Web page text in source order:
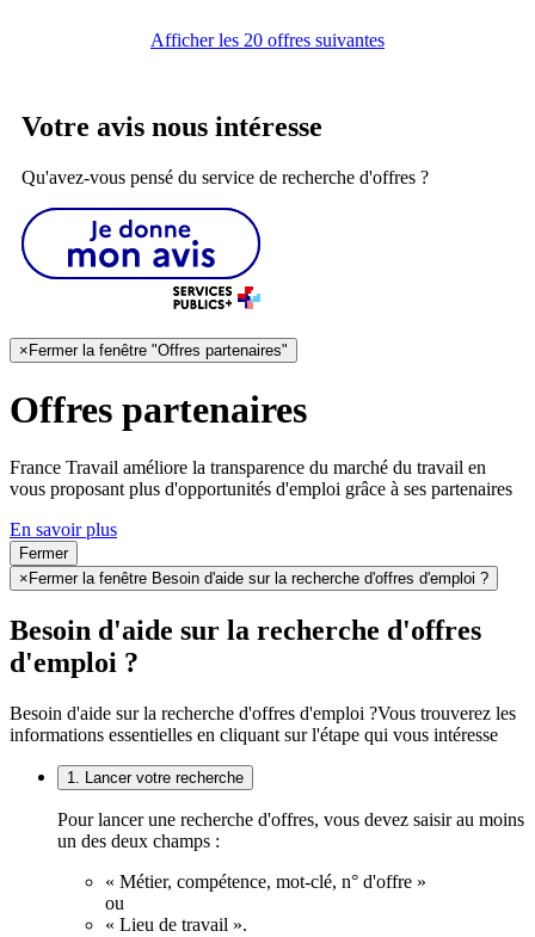
Afficher les 20 offres suivantes
Votre avis nous intéresse
Qu'avez-vous pensé du service de recherche d'offres ?
×Fermer la fenêtre "Offres partenaires"
Offres partenaires
France Travail améliore la transparence du marché du travail en
vous proposant plus d'opportunités d'emploi grâce à ses partenaires
En savoir plus
Fermer
× Fermer la fenêtre Besoin d'aide sur la recherche d'offres d'emploi ?
Besoin d'aide sur la recherche d'offres
d'emploi ?
Besoin d'aide sur la recherche d'offres d'emploi ?Vous trouverez les
informations essentielles en cliquant sur l'étape qui vous intéresse
1. Lancer votre recherche
Pour lancer une recherche d'offres, vous devez saisir au moins
un des deux champs :
« Métier, compétence, mot-clé, n° d'offre »
ou
« Lieu de travail ».